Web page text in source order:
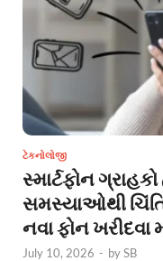
ટેકનોલોજી
સ્માર્ટફોન
સમસ્યાઓથી
નવા ફોન
July 10, 2026 - bySB